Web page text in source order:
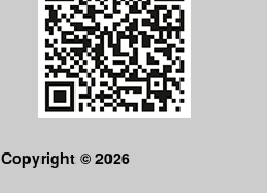
Copyright © 2026